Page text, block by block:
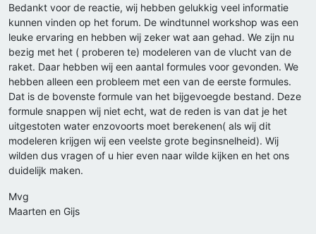
Bedankt voor de reactie, wij hebben gelukkig veel informatie
kunnen vinden op het forum. De windtunnel workshop was een
leuke ervaring en hebben wij zeker wat aan gehad. We zijn nu
bezig met het ( proberen te) modeleren van de vlucht van de
raket. Daar hebben wij een aantal formules voor gevonden. We
hebben alleen een probleem met een van de eerste formules.
Dat is de bovenste formule van het bijgevoegde bestand. Deze
formule snappen wij niet echt, wat de reden is van dat je het
uitgestoten water enzovoorts moet berekenen( als wij dit
modeleren krijgen wij een veelste grote beginsnelheid). Wij
wilden dus vragen of u hier even naar wilde kijken en het ons
duidelijk maken.
Mvg
Maarten en Gijs